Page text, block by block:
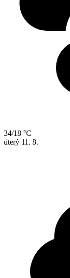
34/18 °C
úterý 11. 8.